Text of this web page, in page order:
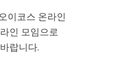
이코스 온라인
인 모임으로
랍니다.